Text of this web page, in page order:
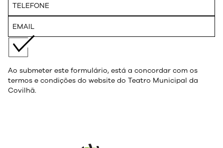
Ao submeter este formulário, está a concordar com os
termos e condições do website do Teatro Municipal da
Covilhã.